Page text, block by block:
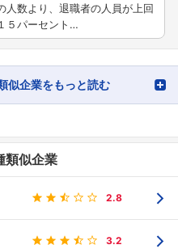
人数より、退職者の人員が上回
５パーセント…
似企業をもっと読む
類似企業
2.8
3.2